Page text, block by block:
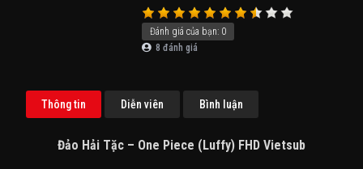
Đánh giá của bạn: 0
8 đánh giá
Thông tin Diễn viên Bình luận
Đảo Hải Tặc – One Piece (Luffy) FHD Vietsub